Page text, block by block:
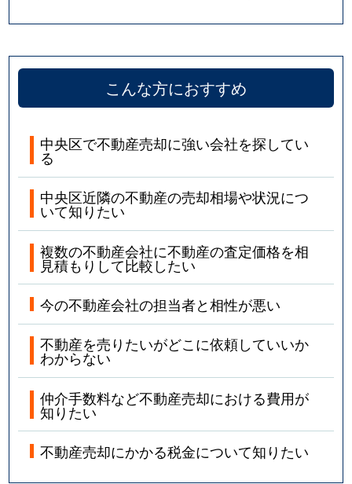
こんな方におすすめ
中央区で不動産売却に強い会社を探してい
る
中央区近隣の不動産の売却相場や状況につ
いて知りたい
複数の不動産会社に不動産の査定価格を相
見積もりして比較したい
今の不動産会社の担当者と相性が悪い
不動産を売りたいがどこに依頼していいか
わからない
仲介手数料など不動産売却における費用が
知りたい
不動産売却にかかる税金について知りたい